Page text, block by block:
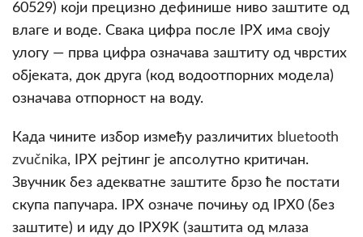
60529) који прецизно дефинише ниво заштите од
влаге и воде. Свака цифра после IPX има своју
улогу — прва цифра означава заштиту од чврстих
објеката, док друга (код водоотпорних модела)
означава отпорност на воду.
Када чините избор између различитих bluetooth
zvučnika, IPX рејтинг је апсолутно критичан.
Звучник без адекватне заштите брзо ће постати
скупа папучара. IPX означе почињу од IPX0 (без
заштите) и иду до IPX9K (заштита од млаза